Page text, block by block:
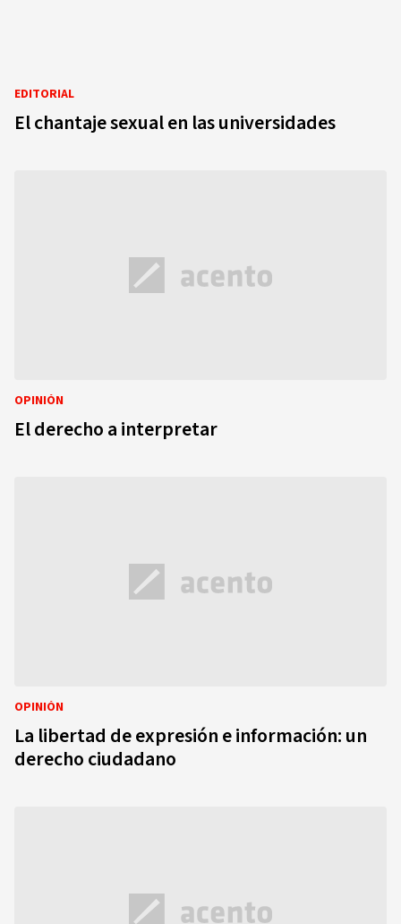
EDITORIAL
El chantaje sexual en las universidades
OPINIÓN
El derecho a interpretar
OPINIÓN
La libertad de expresión e información: un
derecho ciudadano